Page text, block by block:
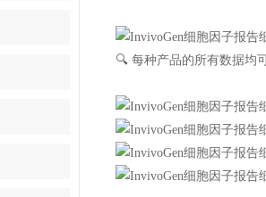
🔍 每种产品的所有数据均